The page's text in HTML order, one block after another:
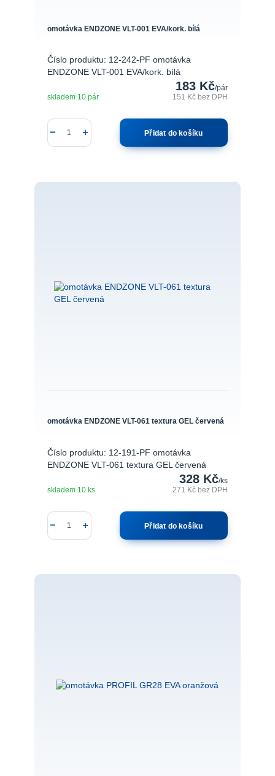
omotávka ENDZONE VLT-001 EVA/kork. bílá
Číslo produktu: 12-242-PF omotávka
ENDZONE VLT-001 EVA/kork. bílá
183 Kč/pár
151 Kč bez DPH
skladem 10 pár
Přidat do košíku
omotávka ENDZONE VLT-061 textura GEL červená
Číslo produktu: 12-191-PF omotávka
ENDZONE VLT-061 textura GEL červená
328 Kč/ks
271 Kčbez DPH
skladem 10 ks
Přidat do košíku